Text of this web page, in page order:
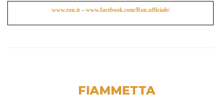
www.ron.it– www.facebook.com/Ron.ufficiale/
FIAMMETTA